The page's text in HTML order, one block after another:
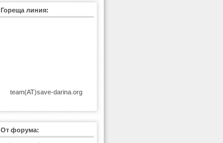
Гореща линия:
team(AT)save-darina.org
От форума: